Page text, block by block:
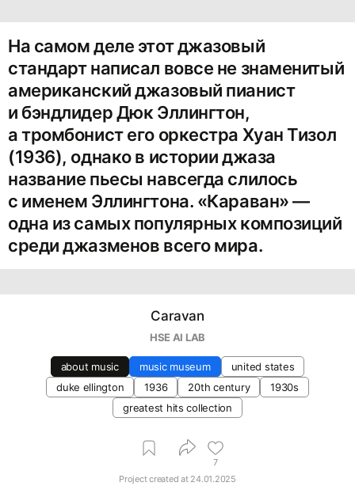
На самом деле этот джазовый
стандарт написал вовсе не знаменитый
американский джазовый пианист
и бэндлидер Дюк Эллингтон,
а тромбонист его оркестра Хуан Тизол
(1936), однако в истории джаза
название пьесы навсегда слилось
с именем Эллингтона. «Караван» —
одна из самых популярных композиций
среди джазменов всего мира.
Caravan
HSE AI LAB
about music music museum
united states
duke ellington
1936 20th century
1930s
greatest hits collection
7
Project created at 24.01.2025